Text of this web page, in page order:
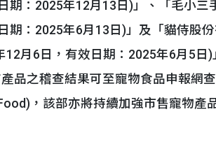
期：2025年12月13日)」、「毛小三
期：2025年6月13日)」及「貓侍股
月6日，有效日期：2025年6月5日
品之稽查結果可至寵物食品申報網
，該部亦將持續加強市售寵物產